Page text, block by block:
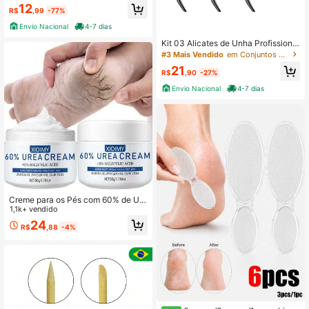
tículas Cortador Removedor pele m
orta Pedicure
R$12 ,99 -77%
Envio Nacional
4-7 dias
Creme para os Pés com 60% de Ure
ia XIOIMY, Adequado para Calcanh
ares Rachados, Tornozelos, Calos,
Pele Queratinizada, Pele Morta, Am
1,1k+ vendido
R$24,88 -4%
Kit 03 Alicates de Unha Profissional
Removedor de Cutícula Inoxidável
#3 Mais Vendido em Conjuntos de ferramentas para cutículas Ferrame
R$21 ,90 -27%
Envio Nacional
4-7 dias